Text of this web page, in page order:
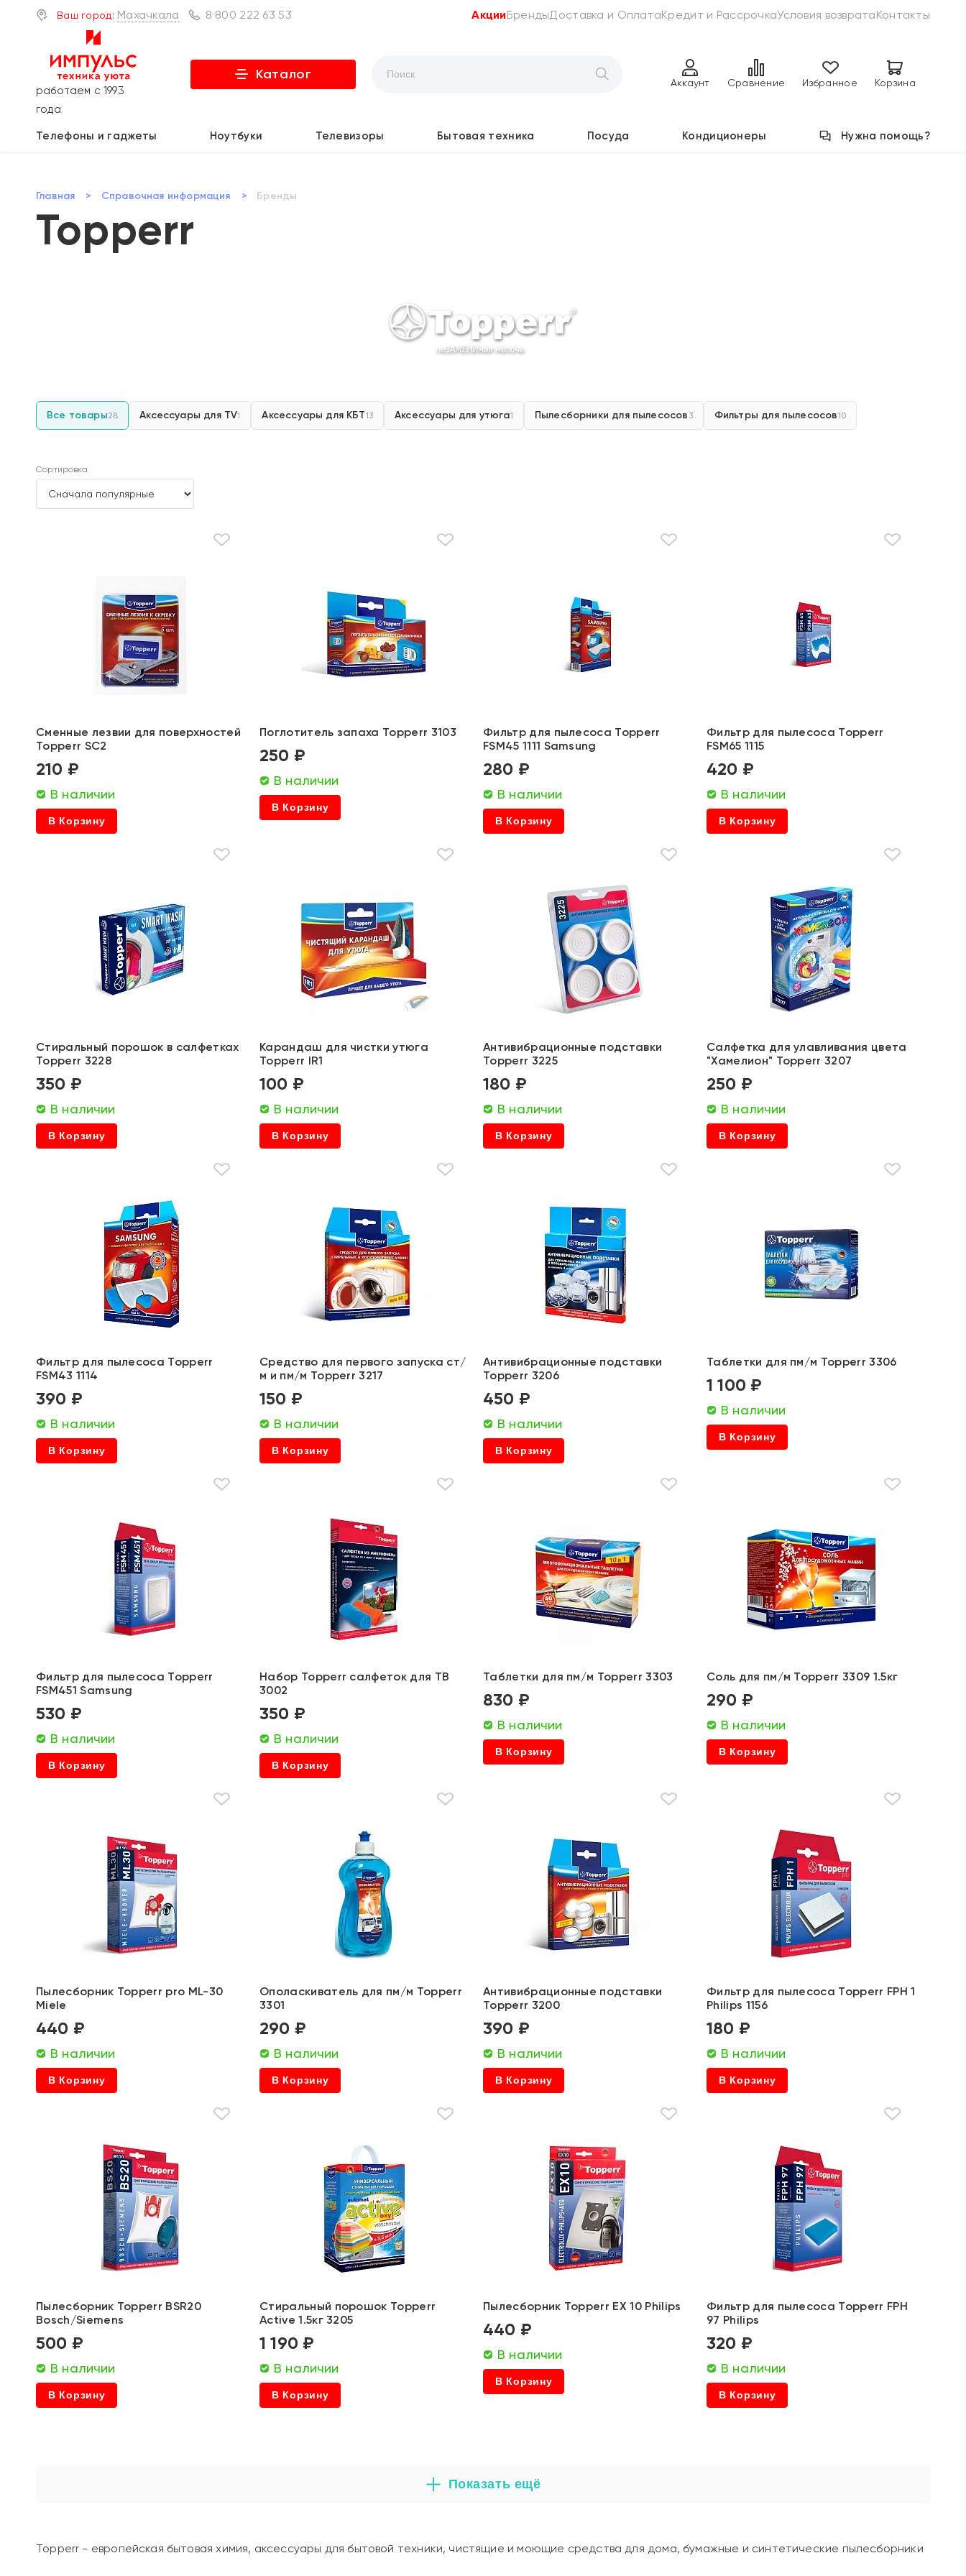
Ваш город: Махачкала 8 800 222 63 53 АкцииБрендыДоставка и ОплатаКредит и РассрочкаУсловия возвратаКонтакты
работаем с 1993
года
Каталог
Аккаунт Сравнение Избранное Корзина
Телефоны и гаджеты Ноутбуки Телевизоры Бытовая техника Посуда Кондиционеры Нужна помощь?
Главная > Справочная информация > Бренды
Topperr
Все товары28 Аксессуары для TV1 Аксессуары для КБТ13 Аксессуары для утюга1 Пылесборники для пылесосов 3 Фильтры для пылесосов10
Сортировка
Сменные лезвии для поверхностей
Topperr SC2
210 ₽
В наличии
В Корзину
Поглотитель запаха Topperr 3103
250 ₽
В наличии
В Корзину
Фильтр для пылесоса Topperr
FSM45 1111 Samsung
280 ₽
В наличии
В Корзину
Фильтр для пылесоса Topperr
FSM65 1115
420 ₽
В наличии
В Корзину
Стиральный порошок в салфетках
Topperr 3228
350 ₽
В наличии
В Корзину
Карандаш для чистки утюга
Topperr IR1
100 ₽
В наличии
В Корзину
Антивибрационные подставки
Topperr 3225
180 ₽
В наличии
В Корзину
Салфетка для улавливания цвета
"Хамелион" Topperr 3207
250 ₽
В наличии
В Корзину
Фильтр для пылесоса Topperr
FSM43 1114
390 ₽
В наличии
В Корзину
Средство для первого запуска ст/
м и пм/м Topperr 3217
150 ₽
В наличии
В Корзину
Антивибрационные подставки
Topperr 3206
450 ₽
В наличии
В Корзину
Таблетки для пм/м Topperr 3306
1 100 ₽
В наличии
В Корзину
Фильтр для пылесоса Topperr
FSM451 Samsung
530 ₽
В наличии
В Корзину
Набор Topperr салфеток для ТВ
3002
350 ₽
В наличии
В Корзину
Таблетки для пм/м Topperr 3303
830 ₽
В наличии
В Корзину
Соль для пм/м Topperr 3309 1.5кг
290 ₽
В наличии
В Корзину
Пылесборник Topperr pro ML-30
Miele
440 ₽
В наличии
В Корзину
Ополаскиватель для пм/м Topperr
3301
290 ₽
В наличии
В Корзину
Антивибрационные подставки
Topperr 3200
390 ₽
В наличии
В Корзину
Фильтр для пылесоса Topperr FPH 1
Philips 1156
180 ₽
В наличии
В Корзину
Пылесборник Topperr BSR20
Bosch/Siemens
500 ₽
В наличии
В Корзину
Стиральный порошок Topperr
Active 1.5кг 3205
1 190 ₽
В наличии
В Корзину
Пылесборник Topperr EX 10 Philips
440 ₽
В наличии
В Корзину
Фильтр для пылесоса Topperr FPH
97 Philips
320 ₽
В наличии
В Корзину
Показать ещё
Topperr - европейская бытовая химия, аксессуары для бытовой техники, чистящие и моющие средства для дома, бумажные и синтетические пылесборники